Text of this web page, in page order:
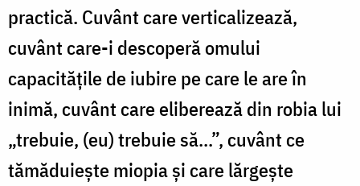
practică. Cuvânt care verticalizează,
cuvânt care-i descoperă omului
capacităţile de iubire pe care le are în
inimă, cuvânt care eliberează din robia lui
„trebuie, (eu) trebuie să...”, cuvânt ce
tămăduieşte miopia şi care lărgeşte